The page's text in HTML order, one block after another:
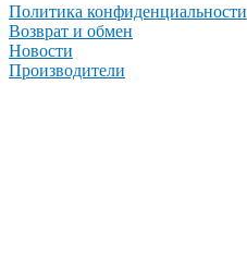
Политика конфиденциальности
Возврат и обмен
Новости
Производители